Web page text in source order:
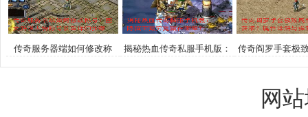
传奇服务器端如何修改称
号？图文解说人物称号设置
揭秘热血传奇私服手机版：
隐藏宝藏究竟藏在哪里？
传奇阎罗手套极
获取？属性详解
网